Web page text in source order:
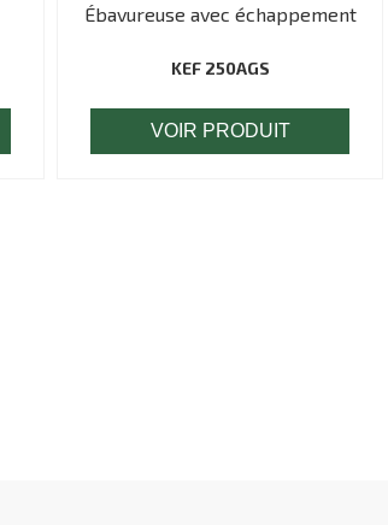
Ébavureuse avec échappement
KEF 250AGS
VOIR PRODUIT